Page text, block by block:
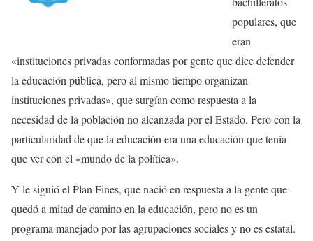
populares, que
eran
«instituciones privadas conformadas por gente que dice defender
la educación pública, pero al mismo tiempo organizan
instituciones privadas», que surgían como respuesta a la
necesidad de la población no alcanzada por el Estado. Pero con la
particularidad de que la educación era una educación que tenía
que ver con el «mundo de la política».
Y le siguió el Plan Fines, que nació en respuesta a la gente que
quedó a mitad de camino en la educación, pero no es un
programa manejado por las agrupaciones sociales y no es estatal.